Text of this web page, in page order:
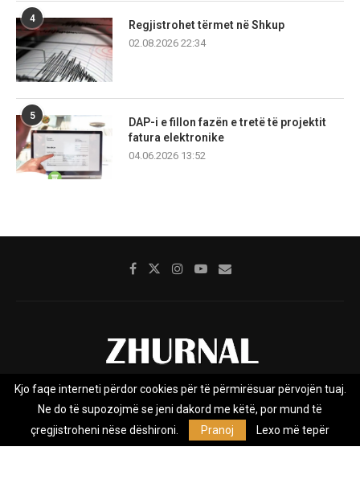
4
Regjistrohet tërmet në Shkup
02.08.2026 22:34
5
DAP-i e fillon fazën e tretë të projektit
fatura elektronike
04.06.2026 13:52
Rreth nesh Impresumi Marketing
Kontakt
Privacy Policy
Zhurnal.mk është Agjenci e Lajmeve e pavarur, e themeluar në vitin
Kjo faqe interneti përdor cookies për të përmirësuar përvojën tuaj.
Ne do të supozojmë se jeni dakord me këtë, por mund të
çregjistroheni nëse dëshironi.
Pranoj Lexo më tepër